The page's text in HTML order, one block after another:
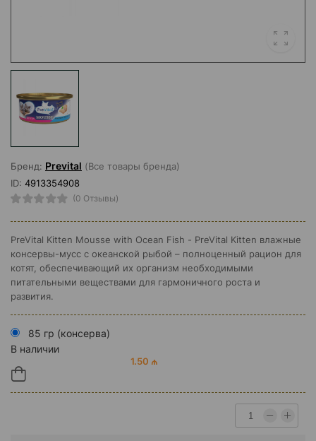
Бренд: Prevital (Все товары бренда)
ID: 4913354908
(0 Отзывы)
PreVital Kitten Mousse with Ocean Fish - PreVital Kitten влажные
консервы-мусс с океанской рыбой – полноценный рацион для
котят, обеспечивающий их организм необходимыми
питательными веществами для гармоничного роста и
развития.
85 гр (консерва)
В наличии
1.50 ₼